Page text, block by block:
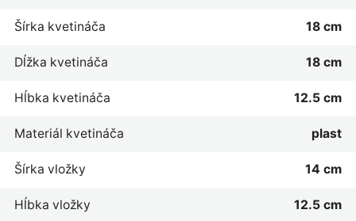
Šírka kvetináča 18 cm
Dĺžka kvetináča 18 cm
Hĺbka kvetináča 12.5 cm
Materiál kvetináča plast
Šírka vložky 14 cm
Hĺbka vložky 12.5 cm